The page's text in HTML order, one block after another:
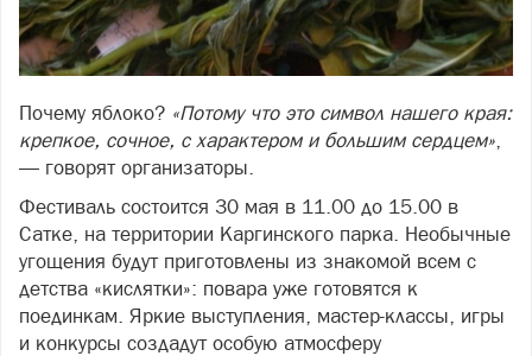
Почему яблоко? «Потому что это символ нашего края:
крепкое, сочное, с характером и большим сердцем»
— говорят организаторы.
Фестиваль состоится 30 мая в 11.00 до 15.00 в
Сатке, на территории Каргинского парка. Необычные
угощения будут приготовлены из знакомой всем с
детства «кислятки»: повара уже готовятся к
поединкам. Яркие выступления, мастер-классы, игры
и конкурсы создадут особую атмосферу